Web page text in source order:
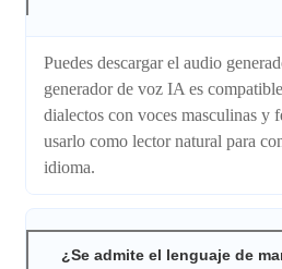
Puedes descargar el audio
generador de voz IA es
dialectos con voces masculinas y
usarlo como lector natural para
idioma.
¿Se admite el lenguaje de